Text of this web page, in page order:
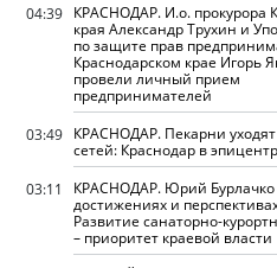
04:39 КРАСНОДАР. И.о. прокурора
края Александр Трухин и
по защите прав
Краснодарском крае Игорь
провели личный прием
предпринимателей
03:49 КРАСНОДАР. Пекарни
сетей: Краснодар в
03:11
КРАСНОДАР. Юрий Бурлачко
достижениях и
Развитие санаторно-
– приоритет краевой власти